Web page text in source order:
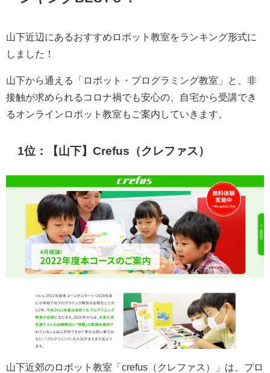
山下近辺にあるおすすめロボット教室をランキング形式に
しました！
山下から通える「ロボット・プログラミング教室」と、非
接触が求められるコロナ禍でも安心の、自宅から受講でき
るオンラインロボット教室もご案内していきます。
1位：【山下】Crefus（クレファス）
山下近郊のロボット教室「crefus（クレファス）」は、プロ